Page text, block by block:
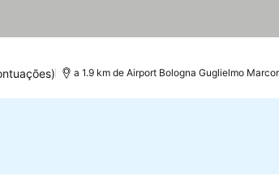
a 1.9 km de Airport Bologna Guglielmo